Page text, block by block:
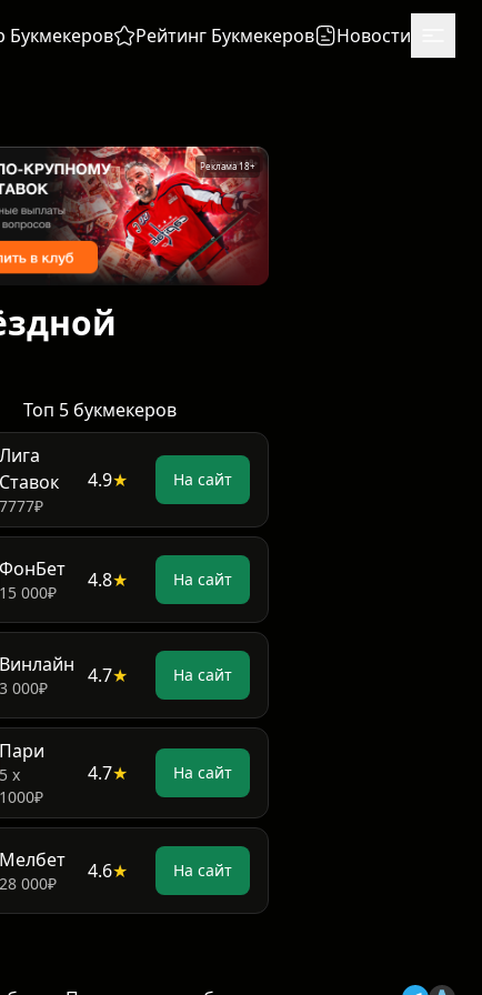
Букмекеров Рейтинг Букмекеров Новости
Реклама 18+
Топ 5 букмекеров
Лига
Ставок
7777₽
4.9★ На сайт
000₽
4.8★ На сайт
000₽
4.7★ На сайт
Пари
5 х
1000₽
4.7★ На сайт
000₽
4.6★ На сайт